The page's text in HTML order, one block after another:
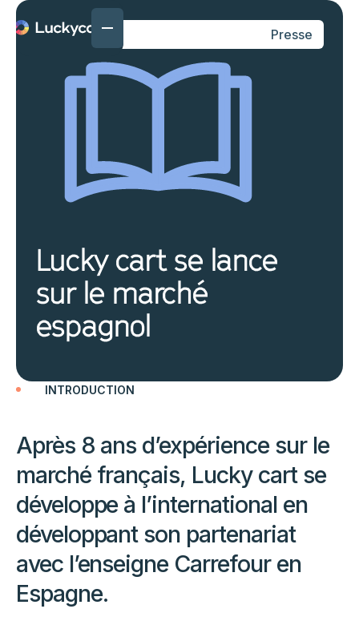
Presse
Lucky cart se lance
sur le marché
espagnol
INTRODUCTION
Après 8 ans d’expérience sur le
marché français, Lucky cart se
développe à l’international en
développant son partenariat
avec l’enseigne Carrefour en
Espagne.